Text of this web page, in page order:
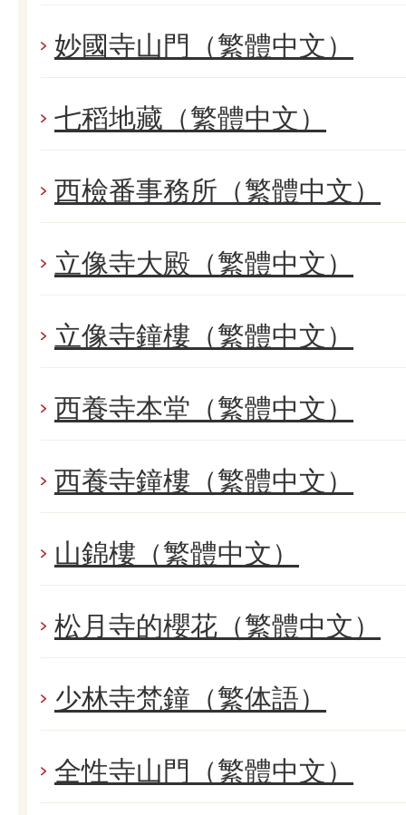
妙國寺山門（繁體中文）
七稻地藏（繁體中文）
西檢番事務所（繁體中文）
立像寺大殿（繁體中文）
立像寺鐘樓（繁體中文）
西養寺本堂（繁體中文）
西養寺鐘樓（繁體中文）
山錦樓（繁體中文）
松月寺的櫻花（繁體中文）
少林寺梵鐘（繁体語）
全性寺山門（繁體中文）